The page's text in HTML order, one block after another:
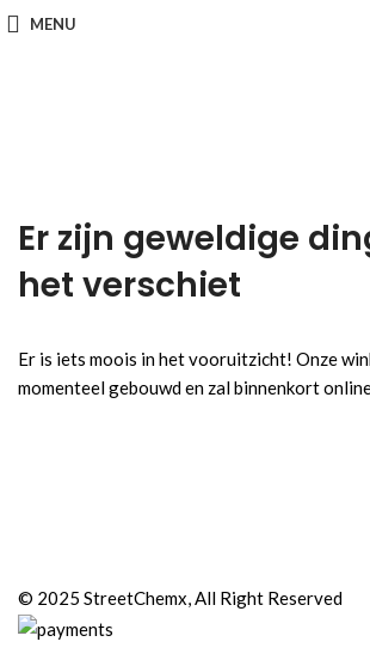
MENU
Er zijn geweldige
het verschiet
Er is iets moois in het vooruitzicht! Onze
momenteel gebouwd en zal binnenkort
© 2025 StreetChemx, All Right Reserved